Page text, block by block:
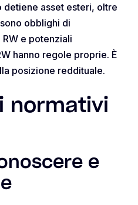
detiene asset esteri, oltre
obblighi di
e potenziali
hanno regole proprie. È
posizione reddituale.
normativi
e